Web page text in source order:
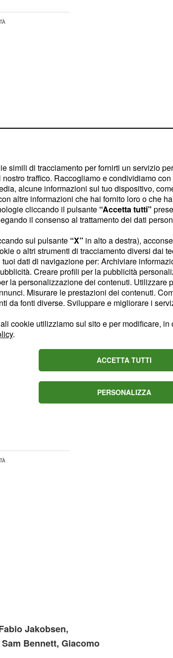
in linea, con il
di Alto Colorado.
list da
una settimana di corsa
giorno di
il grande successo della
vedrà al via ben
a diverse delle migliori
metà del gruppo di
la folta
appuntamento.
prevede diverse
Jakobsen,
Bennett, Giacomo
simili di tracciamento per fornirti un servizio
traffico. Raccogliamo e condividiamo con
alcune informazioni sul tuo dispositivo,
altre informazioni che hai fornito loro o che
cliccando il pulsante “Accetta tutti”
il consenso al trattamento dei dati
sul pulsante “X” in alto a destra),
o altri strumenti di tracciamento diversi dai
dati di navigazione per: Archiviare
Creare profili per la pubblicità
la personalizzazione dei contenuti. Utilizzare
Misurare le prestazioni dei contenuti.
da fonti diverse. Sviluppare e migliorare i
cookie utilizziamo sul sito e per modificare,
.
ACCETTA TUTTI
PERSONALIZZA